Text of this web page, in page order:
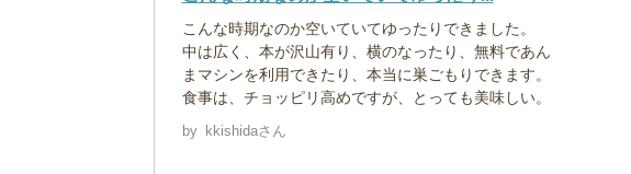
こんな時期なのか空いていてゆったりできました。
中は広く、本が沢山有り、横のなったり、無料であん
まマシンを利用できたり、本当に巣ごもりできます。
食事は、チョッピリ高めですが、とっても美味しい。
by kkishidaさん